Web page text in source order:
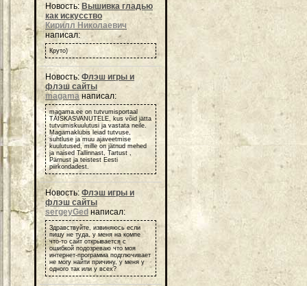
Новость: Вышивка гладью
как искусство
Кирилл Николаевич
написал:
Круто)
Новость: Флэш игры и
флэш сайты
magama написал:
magama.ee on tutvumisportaal
TÄISKASVANUTELE, kus võid jätta
tutvumiskuulutusi ja vastata neile.
Magamaklubis leiad tutvuse,
suhtluse ja muu ajaveetmise
kuulutused, mille on jätnud mehed
ja naised Tallinnast, Tartust ,
Pärnust ja teistest Eesti
piirkondadest.
Новость: Флэш игры и
флэш сайты
sergeyGed написал:
Здравствуйте, извиняюсь если
пишу не туда, у меня на компе
что-то сайт открывается с
ошибкой подозреваю что моя
интернет-программа подглючивает
не могу найти причину, у меня у
одного так или у всех?